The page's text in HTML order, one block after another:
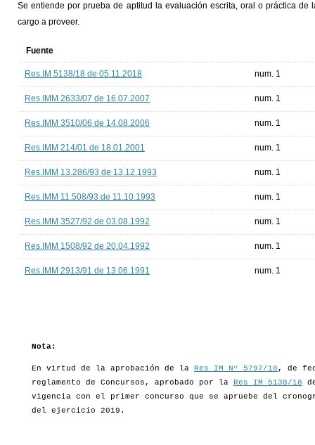
Se entiende por prueba de aptitud la evaluación escrita, oral o práctica
cargo a proveer.
Fuente
Res.IM 5138/18 de 05.11.2018 num. 1
Res.IMM 2633/07 de 16.07.2007 num. 1
Res.IMM 3510/06 de 14.08.2006 num. 1
Res.IMM 214/01 de 18.01.2001 num. 1
Res.IMM 13.286/93 de 13.12.1993 num. 1
Res.IMM 11.508/93 de 11.10.1993 num. 1
Res.IMM 3527/92 de 03.08.1992 num. 1
Res.IMM 1508/92 de 20.04.1992 num. 1
Res.IMM 2913/91 de 13.06.1991 num. 1
Nota:
En virtud de la aprobación de la Res IM Nº 5797/18 , de
reglamento de Concursos, aprobado por la
Res IM 5138/18
vigencia con el primer concurso que se apruebe del
del ejercicio 2019.